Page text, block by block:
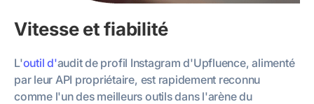
Vitesse et fiabilité
L'outil d'audit de profil Instagram d'Upfluence, alimenté
par leur API propriétaire, est rapidement reconnu
comme l'un des meilleurs outils dans l'arène du